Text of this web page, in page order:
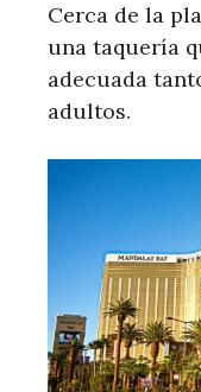
Cerca de la
una taquería
adecuada
adultos.